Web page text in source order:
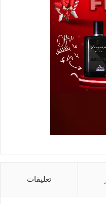
تعليقات